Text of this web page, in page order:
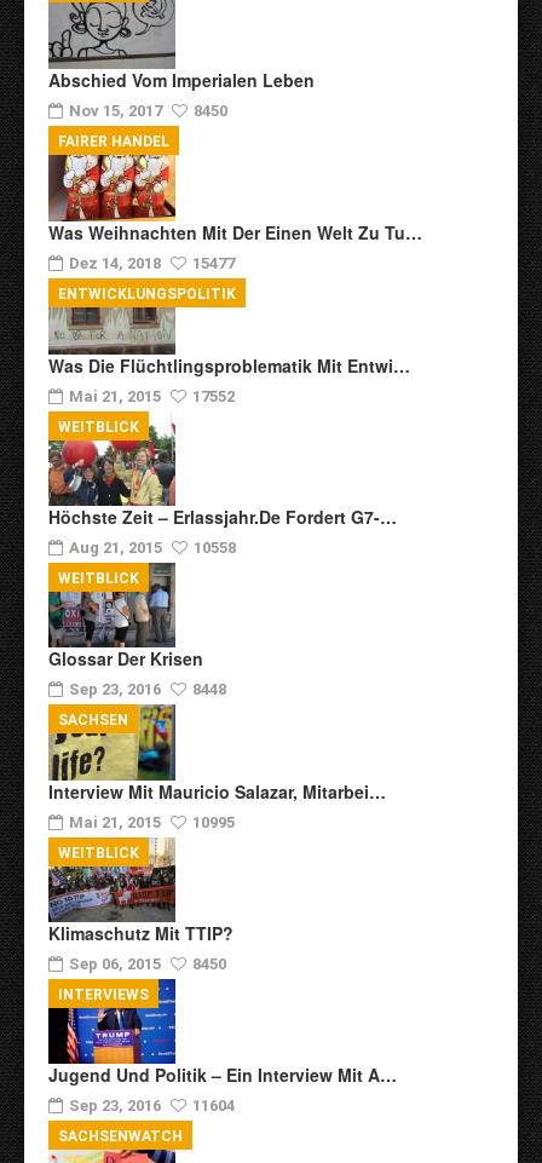
Abschied Vom Imperialen Leben
Nov 15, 2017 8450
Was Weihnachten Mit Der Einen Welt Zu Tu…
Dez 14, 2018 15477
FAIRER HANDEL
Was Die Flüchtlingsproblematik Mit Entwi…
Mai 21, 2015 17552
ENTWICKLUNGSPOLITIK
Höchste Zeit – Erlassjahr.de Fordert G7-…
Aug 21, 2015 10558
WEITBLICK
Glossar Der Krisen
Sep 23, 2016 8448
WEITBLICK
Interview Mit Mauricio Salazar, Mitarbei…
Mai 21, 2015 10995
SACHSEN
Klimaschutz Mit TTIP?
Sep 06, 2015 8450
WEITBLICK
Jugend Und Politik – Ein Interview Mit A…
Sep 23, 2016 11604
INTERVIEWS
SACHSENWATCH